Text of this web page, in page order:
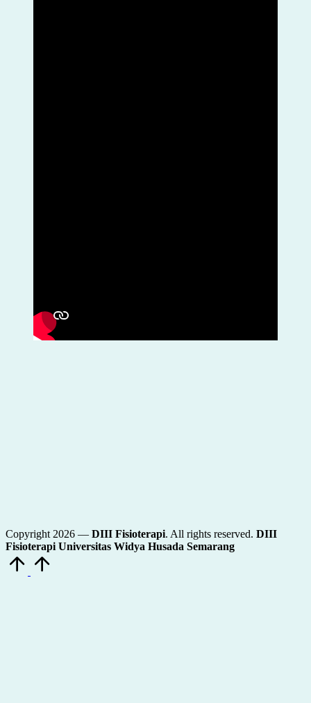
Copyright 2026 — DIII Fisioterapi. All rights reserved. DIII
Fisioterapi Universitas Widya Husada Semarang